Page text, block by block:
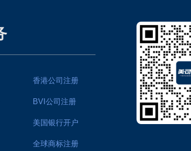
香港公司注册
BVI公司注册
美国银行开户
全球商标注册